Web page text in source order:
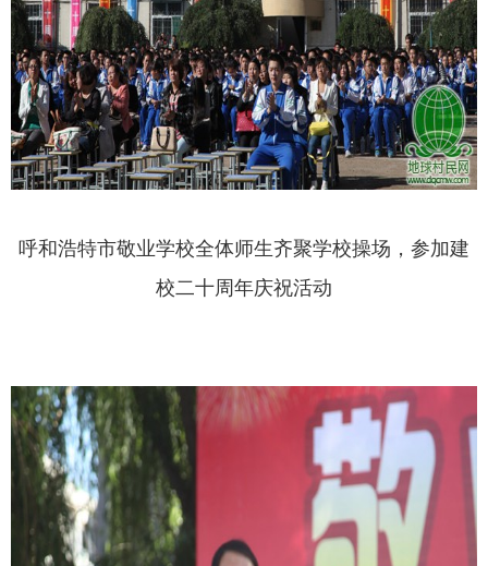
呼和浩特市敬业学校全体师生齐聚学校操场，参加建
校二十周年庆祝活动